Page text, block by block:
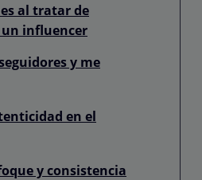
al tratar de
influencer
y me
en el
y consistencia